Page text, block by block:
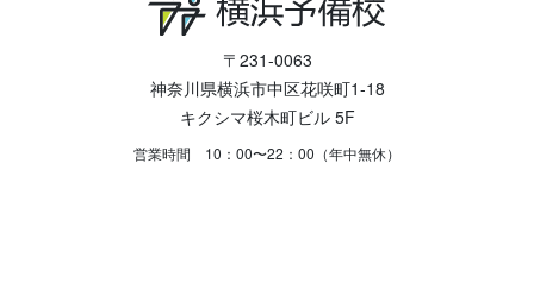
〒231-0063
神奈川県横浜市中区花咲町1-18
キクシマ桜木町ビル 5F
営業時間 10：00〜22：00（年中無休）